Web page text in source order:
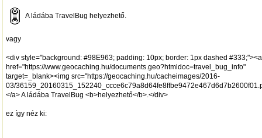
A ládába TravelBug helyezhető.
vagy
<div style="background: #98E963; padding: 10px; border: 1px dashed #333;"><a
href="https://www.geocaching.hu/documents.geo?htmldoc=travel_bug_info"
target=_blank><img src="https://geocaching.hu/cacheimages/2016-
03/
</a> A ládába TravelBug <b>helyezhető</b>.</div>
ez így néz ki: